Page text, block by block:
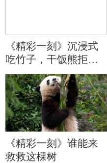
《精彩一刻》沉浸式
吃竹子，干饭熊拒绝
分心
《精彩一刻》谁能来
救救这棵树